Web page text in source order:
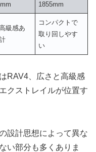
1855mm
級感あ
コンパクトで
取り回しやす
い
RAV4、広さと高級感
クストレイルが位置す
設計思想によって異な
い部分も多くありま